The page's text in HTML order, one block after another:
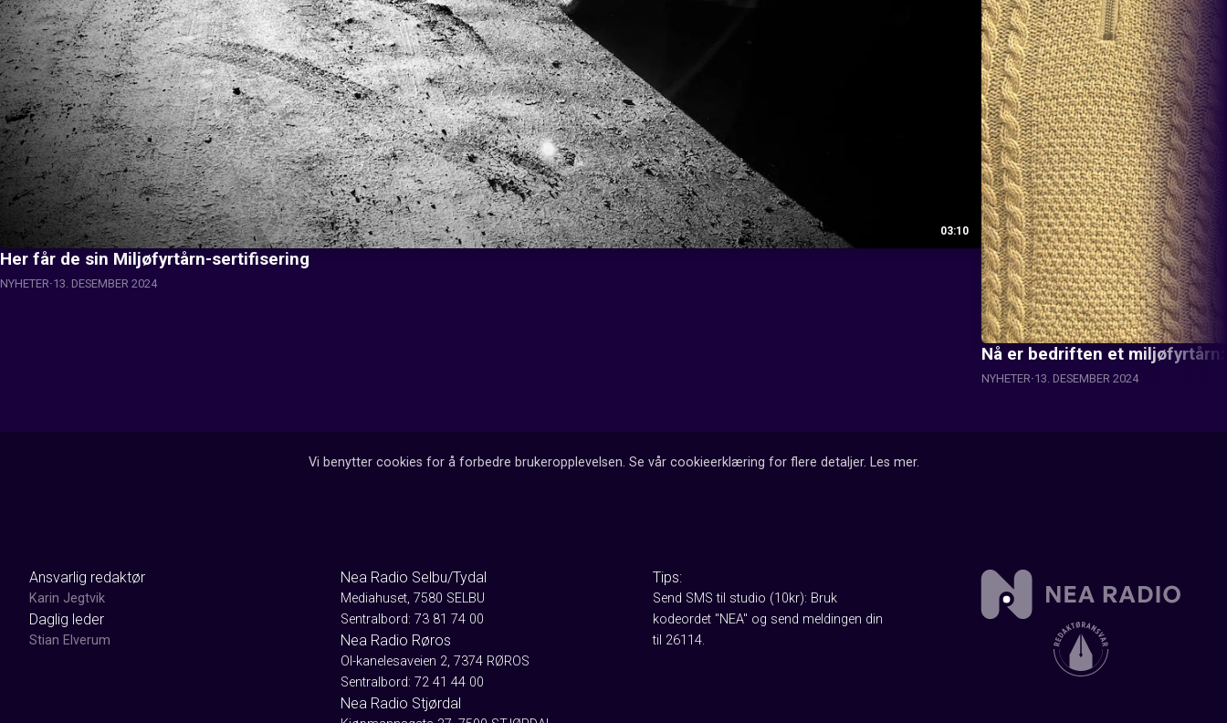
03:10
Her får de sin Miljøfyrtårn-sertifisering
NYHETER 13. DESEMBER 2024
Nå er bedriften et
NYHETER 13. DESEMBER 2024
Vi benytter cookies for å forbedre brukeropplevelsen. Se vår cookieerklæring for flere detaljer. Les mer.
Ansvarlig redaktør
Karin Jegtvik
Daglig leder
Stian Elverum
Nea Radio Selbu/Tydal
Mediahuset, 7580 SELBU
Sentralbord: 73 81 74 00
Nea Radio Røros
Ol-kanelesaveien 2, 7374 RØROS
Sentralbord: 72 41 44 00
Nea Radio Stjørdal
Tips:
Send SMS til studio (10kr): Bruk
kodeordet "NEA" og send meldingen din
til 26114.